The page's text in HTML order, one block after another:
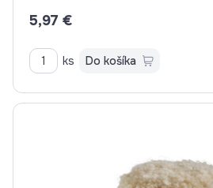
5,97 €
ks Do košíka